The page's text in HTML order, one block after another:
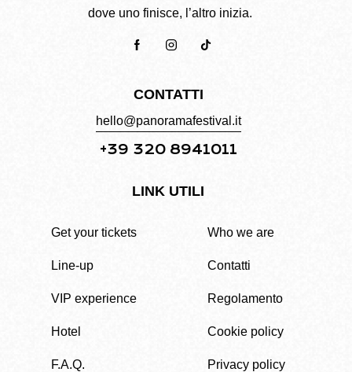
dove uno finisce, l’altro inizia.
CONTATTI
hello@panoramafestival.it
+39 320 8941011
LINK UTILI
Get your tickets
Line-up
VIP experience
Hotel
F.A.Q.
Who we are
Contatti
Regolamento
Cookie policy
Privacy policy